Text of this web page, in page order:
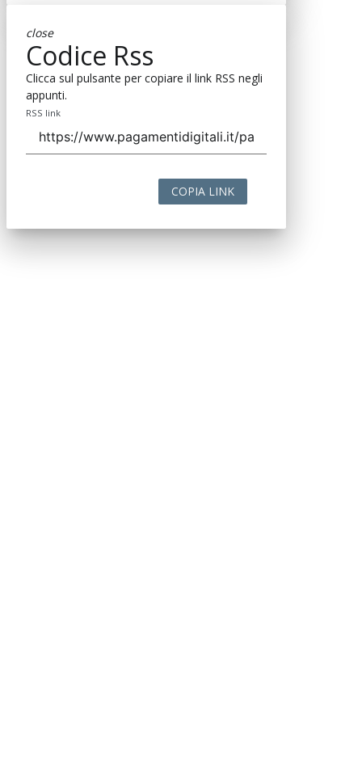
close
Codice Rss
Clicca sul pulsante per copiare il link RSS negli
appunti.
RSS link
COPIA LINK